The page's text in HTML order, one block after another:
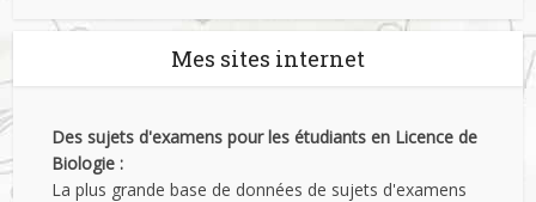
Mes sites internet
Des sujets d'examens pour les étudiants en Licence de
Biologie :
La plus grande base de données de sujets d'examens